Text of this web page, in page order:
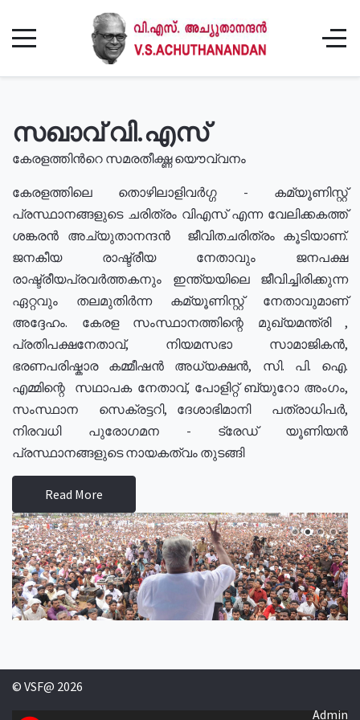
സഖാവ് വി.എസ്
കേരളത്തിൻറെ സമരതീക്ഷ്ണ യൌവ്വനം
കേരളത്തിലെ തൊഴിലാളിവർഗ്ഗ - കമ്യൂണിസ്റ്റ്
പ്രസ്ഥാനങ്ങളുടെ ചരിത്രം വിഎസ് എന്ന വേലിക്കകത്ത്
ശങ്കരൻ അച്യുതാനന്ദൻ ജീവിതചരിത്രം കൂടിയാണ്.
ജനകീയ രാഷ്ട്രീയ നേതാവും ജനപക്ഷ
രാഷ്ട്രീയപ്രവർത്തകനും ഇന്ത്യയിലെ ജീവിച്ചിരിക്കുന്ന
ഏറ്റവും തലമുതിർന്ന കമ്യൂണിസ്റ്റ് നേതാവുമാണ്
അദ്ദേഹം. കേരള സംസ്ഥാനത്തിന്റെ മുഖ്യമന്ത്രി ,
പ്രതിപക്ഷനേതാവ്, നിയമസഭാ സാമാജികൻ,
ഭരണപരിഷ്കാര കമ്മീഷൻ അധ്യക്ഷൻ, സി. പി. ഐ.
എമ്മിന്റെ സഥാപക നേതാവ്, പോളിറ്റ് ബ്യുറോ അംഗം,
സംസ്ഥാന സെക്രട്ടറി, ദേശാഭിമാനി പത്രാധിപർ,
നിരവധി പുരോഗമന - ട്രേഡ് യൂണിയൻ
പ്രസ്ഥാനങ്ങളുടെ നായകത്വം തുടങ്ങി
Read More
© VSF@ 2026
Admin